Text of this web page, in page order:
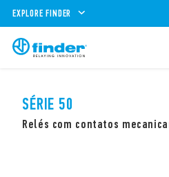
EXPLORE FINDER
SÉRIE 50
Relés com contatos